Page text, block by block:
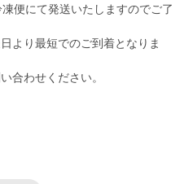
便にて発送いたしますのでご了
より最短でのご到着となりま
合わせください。